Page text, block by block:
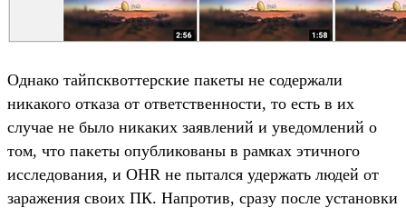
Однако тайпсквоттерские пакеты не содержали
никакого отказа от ответственности, то есть в их
случае не было никаких заявлений и уведомлений о
том, что пакеты опубликованы в рамках этичного
исследования, и OHR не пытался удержать людей от
заражения своих ПК. Напротив, сразу после установки